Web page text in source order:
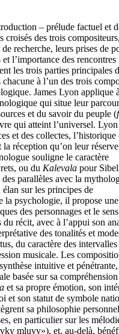
– prélude factuel et
croisés des trois
recherche, leurs prises de
l’importance des
les trois parties principales
chacune à l’un des trois
James Lyon applique
qui situe leur
et du savoir du peuple (
qui atteint l’universel.
et des collectes, l’historique
la réception qu’on leur
souligne le caractère
ou du Kalevala pour
parallèles avec la
élan sur les principes de
la psychologie, il propose
des personnages et le
du récit, avec à l’appui son
des tonalités et
du caractère des intervalles
musicale. Les
intuitive et
basée sur sa compréhension
et sa propre émotion, son
et son statut de symbole
sa philosophie
en particulier sur les
mluvy»), et, au-delà,